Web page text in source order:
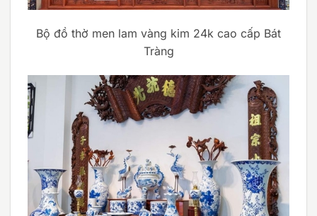
Bộ đồ thờ men lam vàng kim 24k cao cấp Bát
Tràng